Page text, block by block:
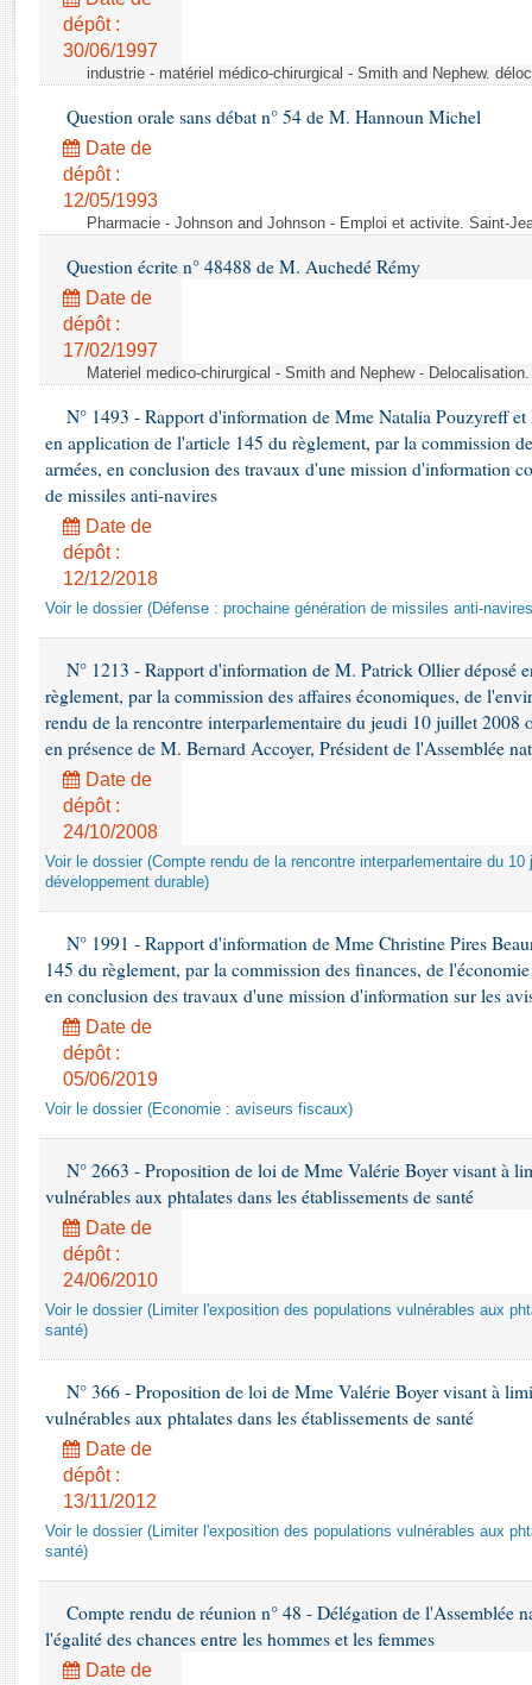
Rapports d'enquête
Rapports législatifs
Dossiers législatifs
Budget et sécurité sociale
Questions écrites et orales
dépôt :
30/06/1997
industrie - matériel médico-chirurgical - Smith and Nephew.
Question orale sans débat n° 54 de M. Hannoun Michel
Date de
dépôt :
12/05/1993
Pharmacie - Johnson and Johnson - Emploi et activite. Saint-
Question écrite n° 48488 de M. Auchedé Rémy
Date de
dépôt :
17/02/1997
Materiel medico-chirurgical - Smith and Nephew -
N° 1493 - Rapport d'information de Mme Natalia Pouzyreff
en application de l'article 145 du règlement, par la commission
armées, en conclusion des travaux d'une mission d'information
de missiles anti-navires
Date de
dépôt :
12/12/2018
Voir le dossier (Défense : prochaine génération de missiles anti-
N° 1213 - Rapport d'information de M. Patrick Ollier déposé
règlement, par la commission des affaires économiques, de
rendu de la rencontre interparlementaire du jeudi 10 juillet 2008
en présence de M. Bernard Accoyer, Président de l'Assemblée
Date de
dépôt :
24/10/2008
Voir le dossier (Compte rendu de la rencontre interparlementaire du
développement durable)
N° 1991 - Rapport d'information de Mme Christine Pires
145 du règlement, par la commission des finances, de
en conclusion des travaux d'une mission d'information sur les
Date de
dépôt :
05/06/2019
Voir le dossier (Economie : aviseurs fiscaux)
N° 2663 - Proposition de loi de Mme Valérie Boyer visant à
vulnérables aux phtalates dans les établissements de santé
Date de
dépôt :
24/06/2010
Voir le dossier (Limiter l'exposition des populations vulnérables aux
santé)
N° 366 - Proposition de loi de Mme Valérie Boyer visant à
vulnérables aux phtalates dans les établissements de santé
Date de
dépôt :
13/11/2012
Voir le dossier (Limiter l'exposition des populations vulnérables aux
santé)
Compte rendu de réunion n° 48 - Délégation de l'Assemblée
l'égalité des chances entre les hommes et les femmes
Date de